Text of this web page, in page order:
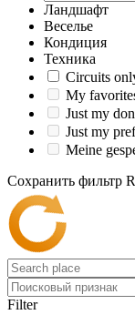
Ландшафт
Веселье
Кондиция
Техника
Circuits
My
Just my
Just my
Meine
Сохранить фильтр
Filter